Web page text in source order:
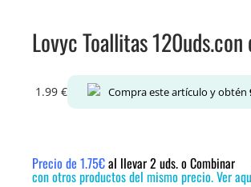
Lovyc Toallitas
1.99 € Compra este artículo y obtén
Precio de 1.75€al llevar 2 uds. o Combinar
con otros productos del mismo precio. Ver